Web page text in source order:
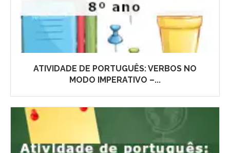
ATIVIDADE DE PORTUGUÊS: VERBOS NO
MODO IMPERATIVO –...